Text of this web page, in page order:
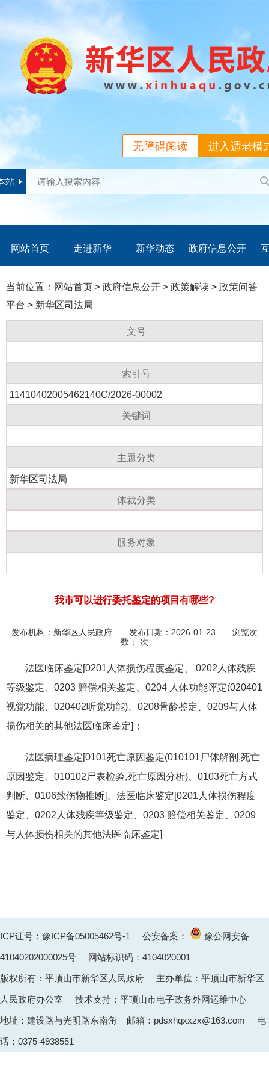
进入适老模
无障碍阅读
站
网站首页 走进新华 新华动态 政府信息公开
当前位置： 网站首页 > 政府信息公开 > 政策解读 > 政策问答
平台 > 新华区司法局
文号
索引号
11410402005462140C/2026-00002
关键词
主题分类
新华区司法局
体裁分类
服务对象
我市可以进行委托鉴定的项目有哪些?
发布机构： 新华区人民政府 发布日期：2026-01-23 浏览次
数：
次
法医临床鉴定[0201人体损伤程度鉴定、 0202人体残疾
等级鉴定、0203 赔偿相关鉴定、0204 人体功能评定(020401
视觉功能、020402听觉功能)、0208骨龄鉴定、0209与人体
损伤相关的其他法医临床鉴定]；
法医病理鉴定[0101死亡原因鉴定(010101尸体解剖,死亡
原因鉴定、010102尸表检验,死亡原因分析)、0103死亡方式
判断、0106致伤物推断]、法医临床鉴定[0201人体损伤程度
鉴定、0202人体残疾等级鉴定、0203 赔偿相关鉴定、0209
与人体损伤相关的其他法医临床鉴定]
ICP证号：豫ICP备05005462号-1 公安备案： 豫公网安备
41040202000025号 网站标识码：4104020001
版权所有：平顶山市新华区人民政府 主办单位：平顶山市新华区
人民政府办公室 技术支持：平顶山市电子政务外网运维中心
地址：建设路与光明路东南角 邮箱：pdsxhqxxzx@163.com 电
话：0375-4938551